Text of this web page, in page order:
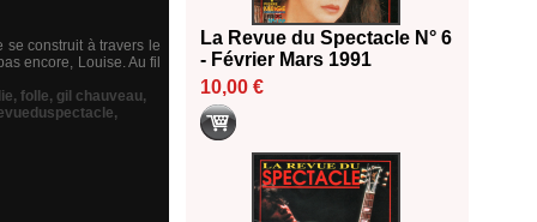
construit à travers le
encore, Louise. Au fil
, folle, gil chauveau,
,
La Revue du Spectacle N° 6
- Février Mars 1991
10,00 €